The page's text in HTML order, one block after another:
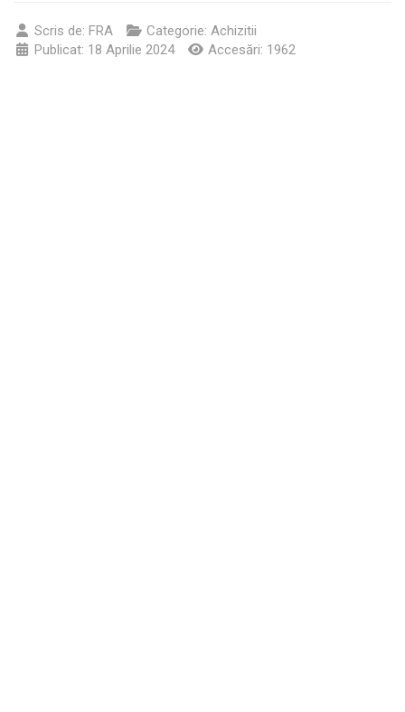
Scris de: FRA Categorie: Achizitii
Publicat: 18 Aprilie 2024
Accesări: 1962